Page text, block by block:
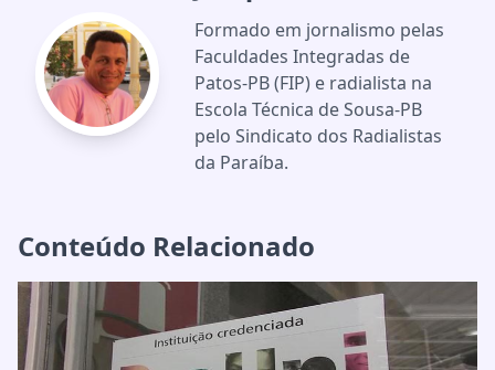
Formado em jornalismo pelas
Faculdades Integradas de
Patos-PB (FIP) e radialista na
Escola Técnica de Sousa-PB
pelo Sindicato dos Radialistas
da Paraíba.
Conteúdo Relacionado